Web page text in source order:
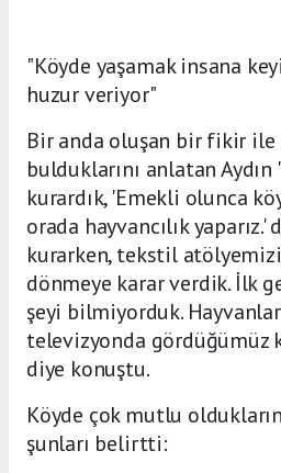
"Köyde yaşamak insana
huzur veriyor"
Bir anda oluşan bir fikir
bulduklarını anlatan
kurardık, 'Emekli olunca
orada hayvancılık yaparız.'
kurarken, tekstil
dönmeye karar verdik. İlk
şeyi bilmiyorduk.
televizyonda gördüğümüz
diye konuştu.
Köyde çok mutlu
şunları belirtti: